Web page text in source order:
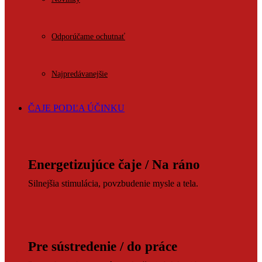
Odporúčame ochutnať
Najpredávanejšie
ČAJE PODĽA ÚČINKU
Energetizujúce čaje / Na ráno
Silnejšia stimulácia, povzbudenie mysle a tela.
Pre sústredenie / do práce